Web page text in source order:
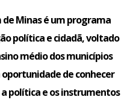
de Minas é um programa
política e cidadã, voltado
médio dos municípios
de conhecer
política e os instrumentos